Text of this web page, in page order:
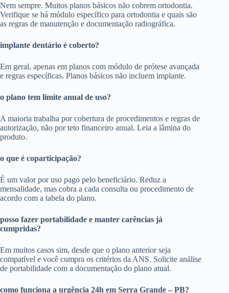
Nem sempre. Muitos planos básicos não cobrem ortodontia.
Verifique se há módulo específico para ortodontia e quais são
as regras de manutenção e documentação radiográfica.
implante dentário é coberto?
Em geral, apenas em planos com módulo de prótese avançada
e regras específicas. Planos básicos não incluem implante.
o plano tem limite anual de uso?
A maioria trabalha por cobertura de procedimentos e regras de
autorização, não por teto financeiro anual. Leia a lâmina do
produto.
o que é coparticipação?
É um valor por uso pago pelo beneficiário. Reduz a
mensalidade, mas cobra a cada consulta ou procedimento de
acordo com a tabela do plano.
posso fazer portabilidade e manter carências já
cumpridas?
Em muitos casos sim, desde que o plano anterior seja
compatível e você cumpra os critérios da ANS. Solicite análise
de portabilidade com a documentação do plano atual.
como funciona a urgência 24h em Serra Grande – PB?